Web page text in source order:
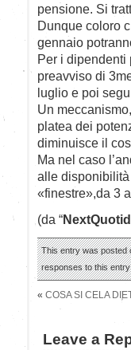
pensione. Si
Dunque coloro
gennaio
Per i
preavviso di
luglio e poi
Un
platea dei
diminuisce il
Ma nel caso
alle
«finestre»,da 3
(da “
This entry was posted
responses to this
« COSA SI CELA
Leave a